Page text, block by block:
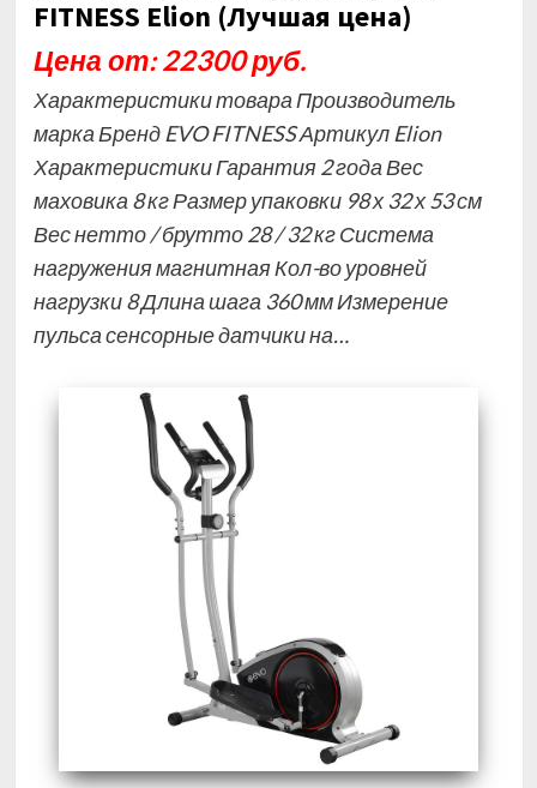
FITNESS Elion (Лучшая цена)
Цена от: 22300 руб.
Характеристики товара Производитель
марка Бренд EVO FITNESS Артикул Elion
Характеристики Гарантия 2 года Вес
маховика 8 кг Размер упаковки 98 х 32 х 53 см
Вес нетто / брутто 28 / 32 кг Система
нагружения магнитная Кол-во уровней
нагрузки 8 Длина шага 360 мм Измерение
пульса сенсорные датчики на…